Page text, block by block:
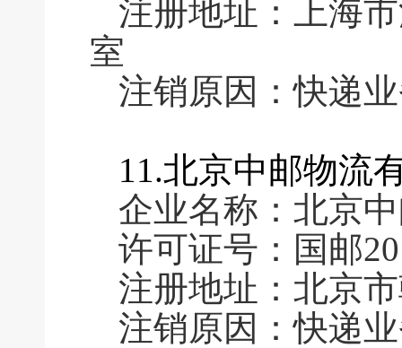
注册地址：上海
室
注销原因：快递
11.北京中邮物流
企业名称：北京
许可证号：国邮
注册地址：北京
注销原因：快递